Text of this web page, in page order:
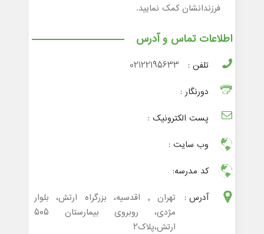
فرزندانشان کمک نمایید.
اطلاعات تماس و آدرس
تلفن :
02122195633
دورنگار :
پست الکترونیک :
وب سایت :
کد مدرسه:
آدرس :
تهران , اقدسیه، بزرگراه ارتش، بلوار
مژدی، روبروی بیمارستان ۵۰۵
ارتش،پلاک۲